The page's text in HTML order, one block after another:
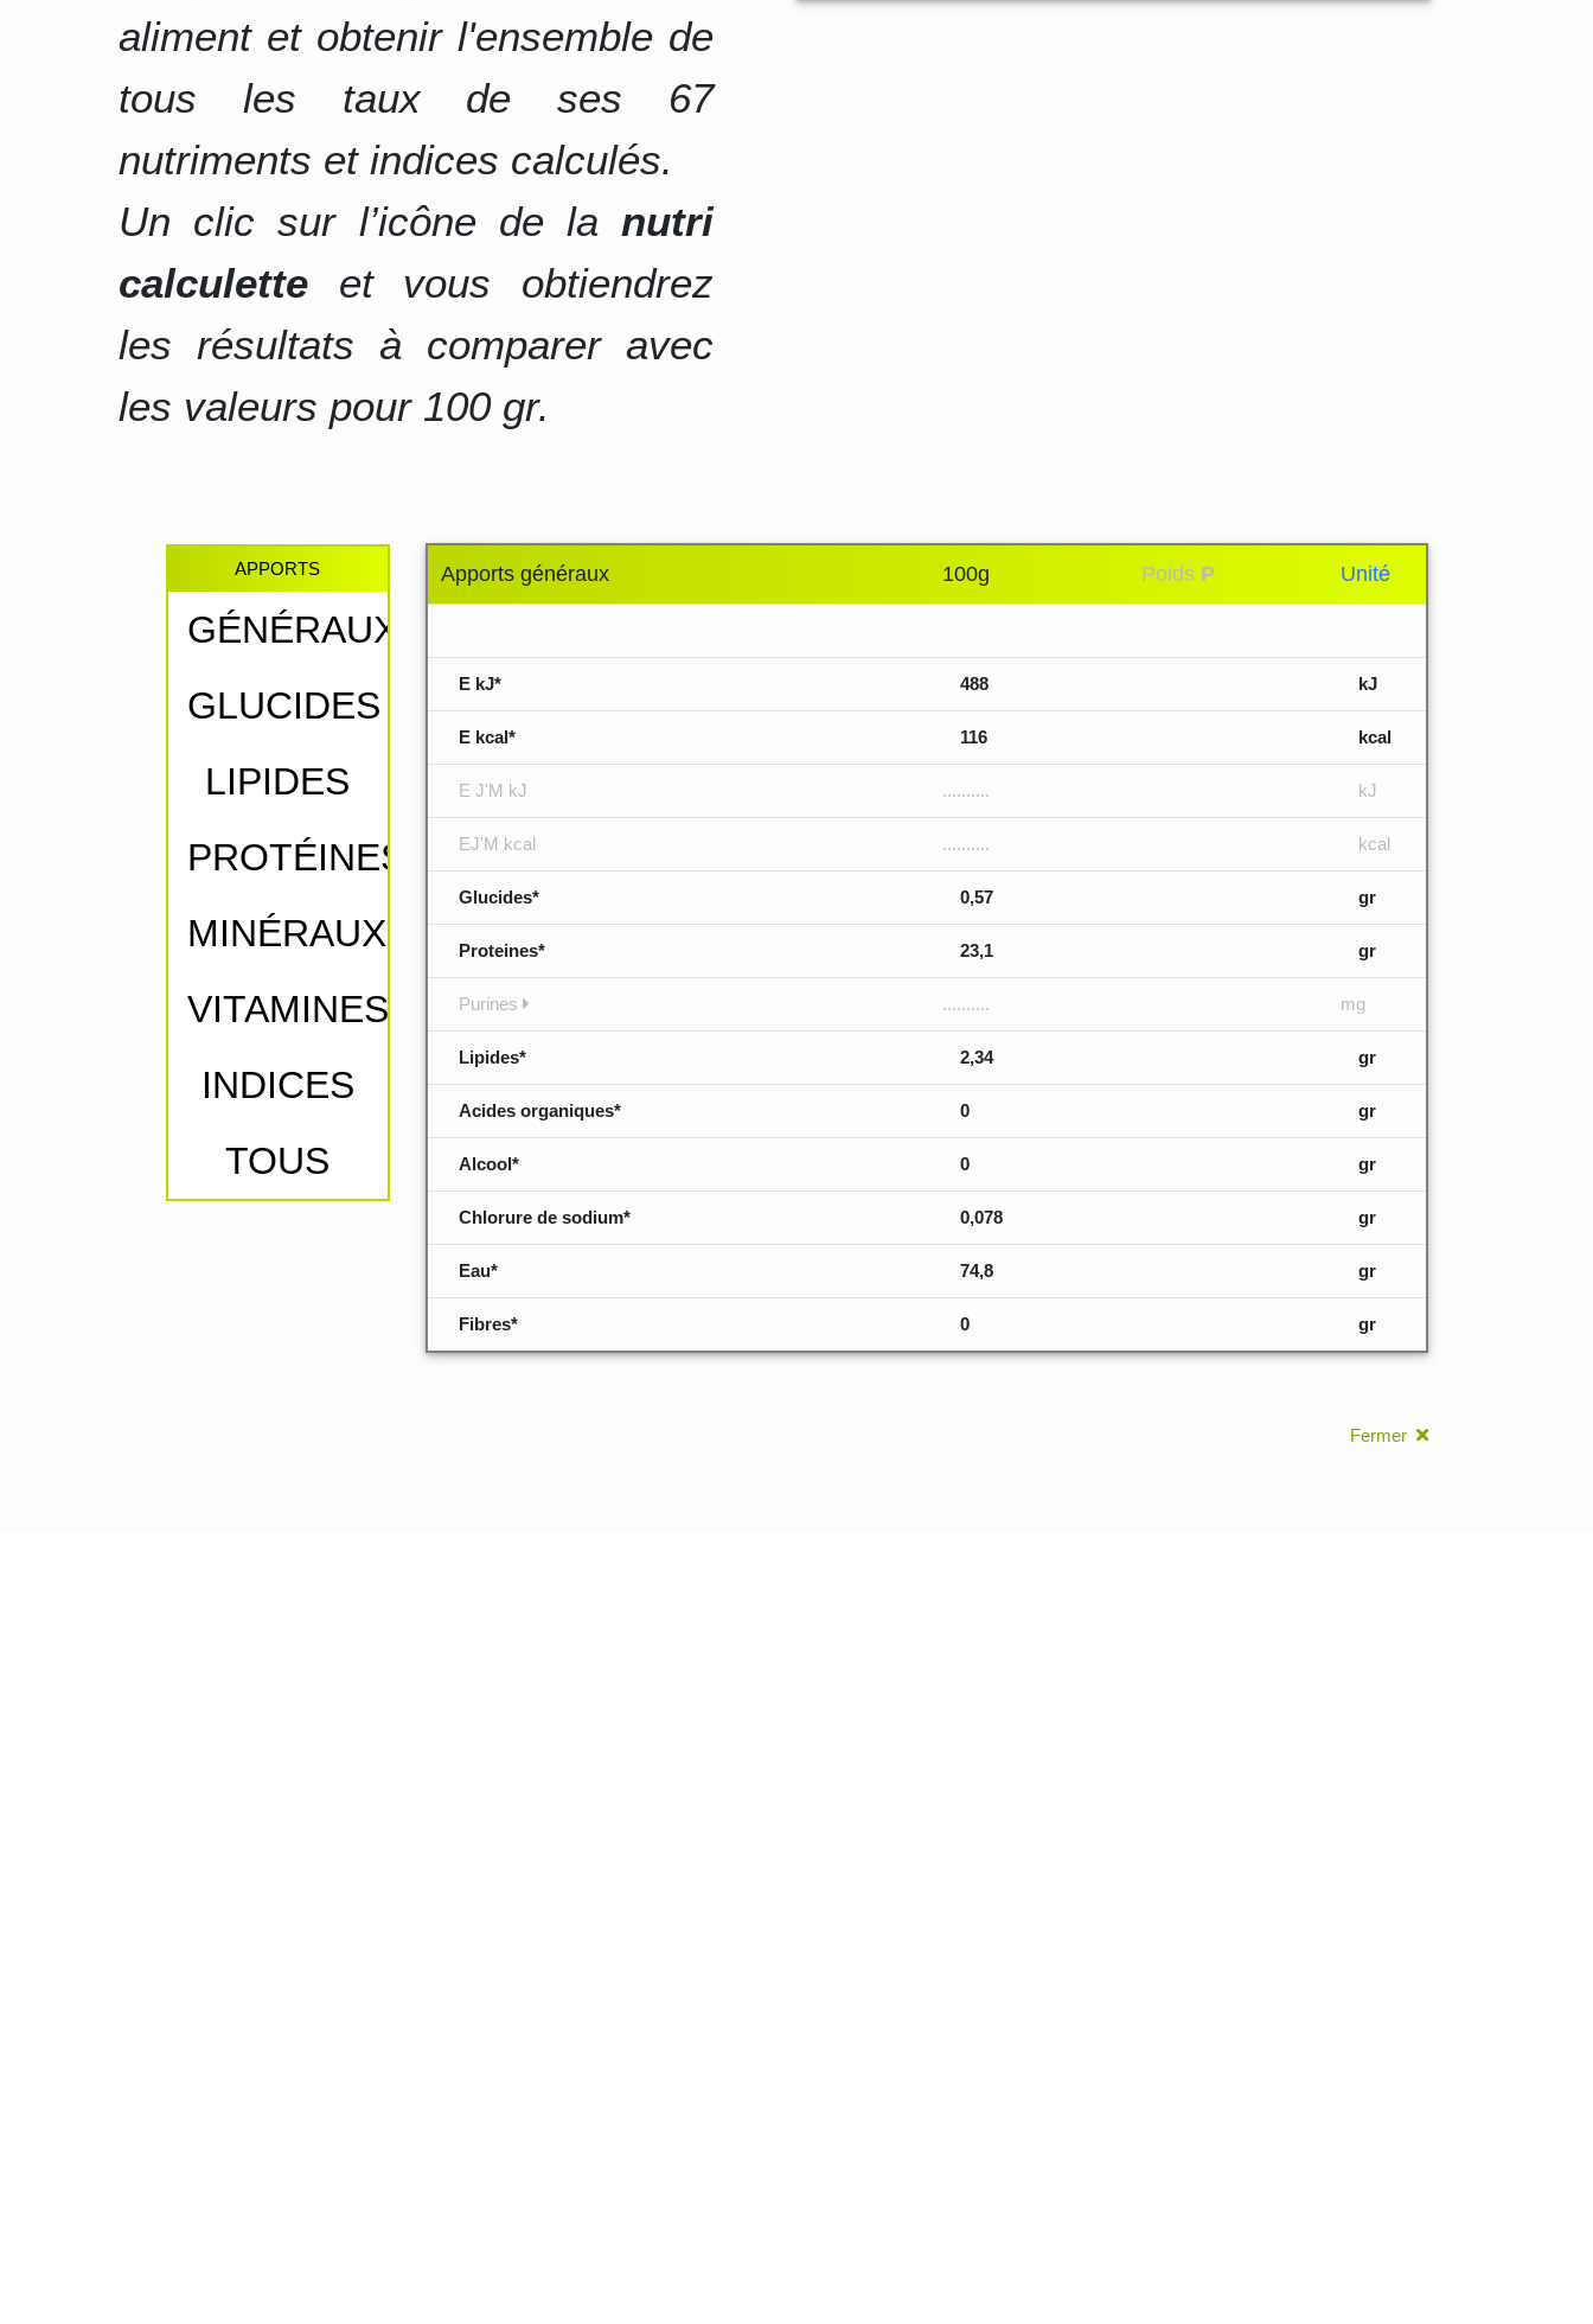
aliment et obtenir l'ensemble de
tous les taux de ses 67
nutriments et indices calculés.
Un clic sur l’icône de la nutri
calculette et vous obtiendrez
les résultats à comparer avec
les valeurs pour 100 gr.
APPORTS
GÉNÉRAUX
GLUCIDES
LIPIDES
PROTÉINES
MINÉRAUX
VITAMINES
INDICES
TOUS
Apports généraux 100g Poids P Unité
E kJ* 488 kJ
E kcal* 116 kcal
E J'M kJ .......... kJ
EJ'M kcal .......... kcal
Glucides* 0,57 gr
Proteines* 23,1 gr
Purines .......... mg
Lipides* 2,34 gr
Acides organiques* 0 gr
Alcool* 0 gr
Chlorure de sodium* 0,078 gr
Eau* 74,8 gr
Fibres* 0 gr
Fermer